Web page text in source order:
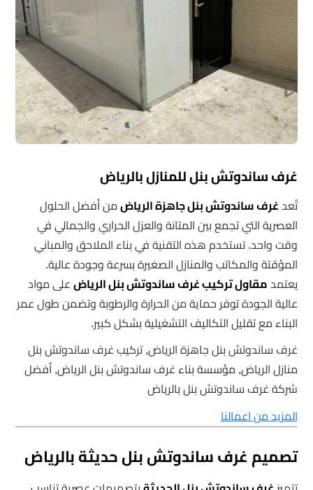
غرف ساندوتش بنل للمنازل بالرياض
تُعدغرف ساندوتش بنل جاهزة الرياضمن أفضل الحلول
العصرية التي تجمع بين المتانة والعزل الحراري والجمالي في
وقت واحد. تستخدم هذه التقنية في بناء الملاحق والمباني
المؤقتة والمكاتب والمنازل الصغيرة بسرعة وجودة عالية.
يعتمدمقاول تركيب غرف ساندوتش بنل الرياضعلى مواد
عالية الجودة توفر حماية من الحرارة والرطوبة وتضمن طول عمر
البناء مع تقليل التكاليف التشغيلية بشكل كبير.
غرف ساندوتش بنل جاهزة الرياض, تركيب غرف ساندوتش بنل
منازل الرياض, مؤسسة بناء غرف ساندوتش بنل الرياض, أفضل
شركة غرف ساندوتش بنل بالرياض
المزيد من اعمالنا
تصميم غرف ساندوتش بنل حديثة بالرياض